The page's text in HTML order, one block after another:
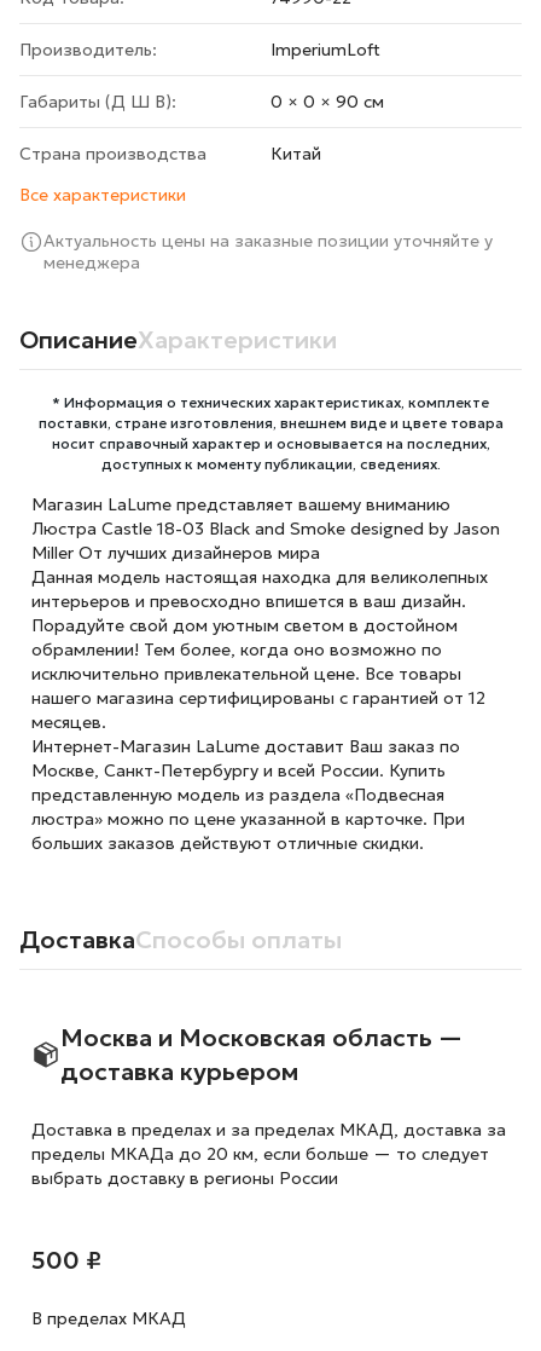
Производитель: ImperiumLoft
Габариты (Д Ш В): 0 × 0 × 90 cм
Страна производства
Китай
Все характеристики
Актуальность цены на заказные позиции уточняйте у
менеджера
ОписаниеХарактеристики
* Информация о технических характеристиках, комплекте
поставки, стране изготовления, внешнем виде и цвете товара
носит справочный характер и основывается на последних,
доступных к моменту публикации, сведениях.
Магазин LaLume представляет вашему вниманию
Люстра Castle 18-03 Black and Smoke designed by Jason
Miller От лучших дизайнеров мира
Данная модель настоящая находка для великолепных
интерьеров и превосходно впишется в ваш дизайн.
Порадуйте свой дом уютным светом в достойном
обрамлении! Тем более, когда оно возможно по
исключительно привлекательной цене. Все товары
нашего магазина сертифицированы с гарантией от 12
месяцев.
Интернет-Магазин LaLume доставит Ваш заказ по
Москве, Санкт-Петербургу и всей России. Купить
представленную модель из раздела «Подвесная
люстра» можно по цене указанной в карточке. При
больших заказов действуют отличные скидки.
ДоставкаСпособы оплаты
Москва и Московская область —
доставка курьером
Доставка в пределах и за пределах МКАД, доставка за
пределы МКАДа до 20 км, если больше — то следует
выбрать доставку в регионы России
500 ₽
В пределах МКАД